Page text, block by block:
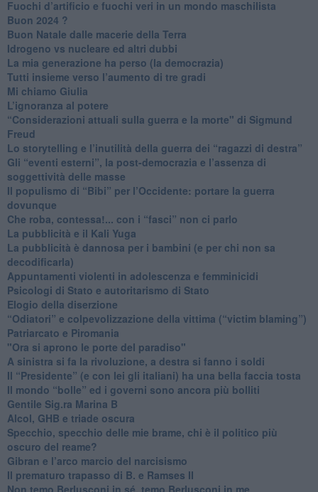
​Fuochi d’artificio e fuochi veri in un mondo maschilista
Buon 2024 ?
​Buon Natale dalle macerie della Terra
​Idrogeno vs nucleare ed altri dubbi
​La mia generazione ha perso (la democrazia)
​Tutti insieme verso l’aumento di tre gradi
Mi chiamo Giulia
L’ignoranza al potere
​“Considerazioni attuali sulla guerra e la morte" di Sigmund
Freud
​Lo storytelling e l’inutilità della guerra dei “ragazzi di destra”
​Gli “eventi esterni”, la post-democrazia e l’assenza di
soggettività delle masse
​Il populismo di “Bibi” per l’Occidente: portare la guerra
dovunque
​Che roba, contessa!... con i “fasci” non ci parlo
La pubblicità e il Kali Yuga
​La pubblicità è dannosa per i bambini (e per chi non sa
decodificarla)
​Appuntamenti violenti in adolescenza e femminicidi
​Psicologi di Stato e autoritarismo di Stato
Elogio della diserzione
“Odiatori” e colpevolizzazione della vittima (“victim blaming”)
​Patriarcato e Piromania
"Ora si aprono le porte del paradiso"
​A sinistra si fa la rivoluzione, a destra si fanno i soldi
​Il “Presidente” (e con lei gli italiani) ha una bella faccia tosta
​Il mondo “bolle” ed i governi sono ancora più bolliti
​Gentile Sig.ra Marina B
​Alcol, GHB e triade oscura
​Specchio, specchio delle mie brame, chi è il politico più
oscuro del reame?
​Gibran e l’arco marcio del narcisismo
​Il prematuro trapasso di B. e Ramses II
​Non temo Berlusconi in sé, temo Berlusconi in me